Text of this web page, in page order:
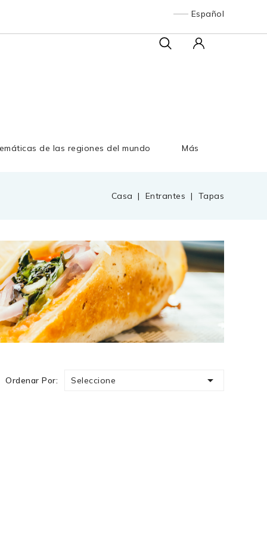
Español
de las regiones del mundo Más
Casa Entrantes Tapas
Ordenar Por: Seleccione 